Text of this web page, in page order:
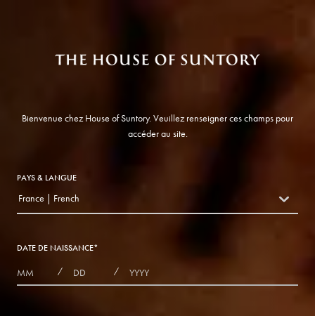
Bienvenue chez House of Suntory. Veuillez renseigner ces champs pour
accéder au site.
PAYS & LANGUE
countryDropdown
France | French
DATE DE NAISSANCE*
MONTHS
/ DAYS / YEAR